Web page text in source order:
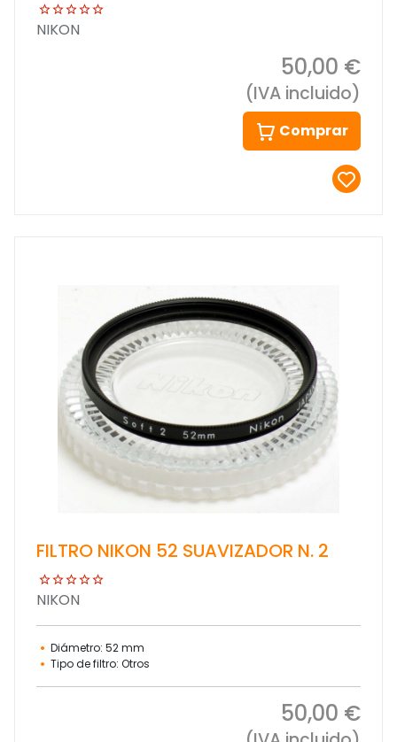
NIKON
50,00 €
(IVA incluido)
Comprar
FILTRO NIKON 52 SUAVIZADOR N. 2
NIKON
Diámetro: 52 mm
Tipo de filtro: Otros
50,00 €